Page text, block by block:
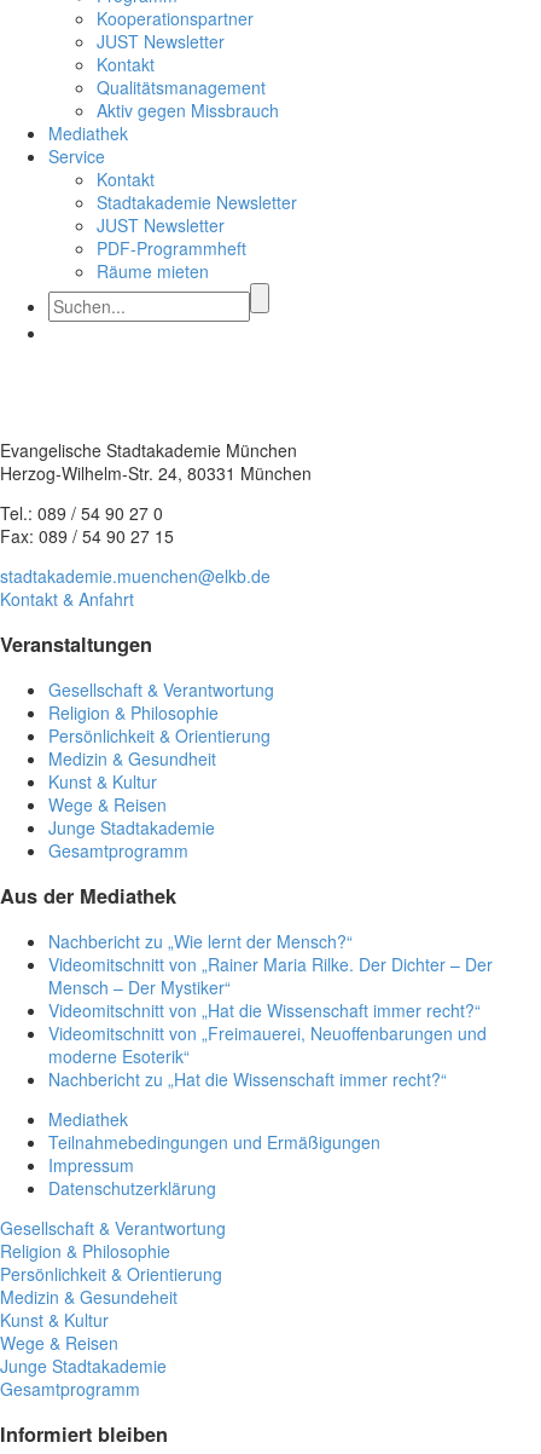
Kooperationspartner
JUST Newsletter
Kontakt
Qualitätsmanagement
Aktiv gegen Missbrauch
Mediathek
Service
Kontakt
Stadtakademie Newsletter
JUST Newsletter
PDF-Programmheft
Räume mieten
Evangelische Stadtakademie München
Herzog-Wilhelm-Str. 24, 80331 München
Tel.: 089 / 54 90 27 0
Fax: 089 / 54 90 27 15
stadtakademie.muenchen@elkb.de
Kontakt & Anfahrt
Veranstaltungen
Gesellschaft & Verantwortung
Religion & Philosophie
Persönlichkeit & Orientierung
Medizin & Gesundheit
Kunst & Kultur
Wege & Reisen
Junge Stadtakademie
Gesamtprogramm
Aus der Mediathek
Nachbericht zu „Wie lernt der Mensch?“
Videomitschnitt von „Rainer Maria Rilke. Der Dichter – Der
Mensch – Der Mystiker“
Videomitschnitt von „Hat die Wissenschaft immer recht?“
Videomitschnitt von „Freimauerei, Neuoffenbarungen und
moderne Esoterik“
Nachbericht zu „Hat die Wissenschaft immer recht?“
Mediathek
Teilnahmebedingungen und Ermäßigungen
Impressum
Datenschutzerklärung
Gesellschaft & Verantwortung
Religion & Philosophie
Persönlichkeit & Orientierung
Medizin & Gesundeheit
Kunst & Kultur
Wege & Reisen
Junge Stadtakademie
Gesamtprogramm
Informiert bleiben